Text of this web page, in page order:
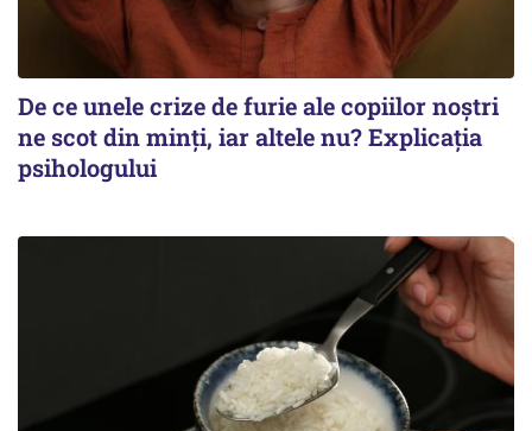
De ce unele crize de furie ale copiilor noștri
ne scot din minți, iar altele nu? Explicația
psihologului